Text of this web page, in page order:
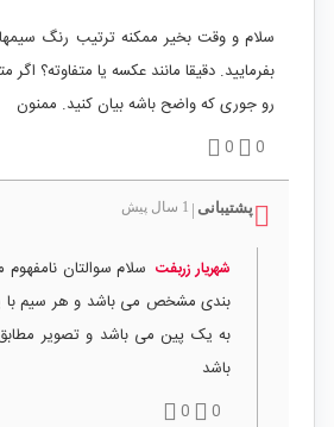
سلام و وقت بخیر ممکنه ترتیب رنگ سیمها
بفرمایید. دقیقا مانند عکسه یا متفاوته؟ اگر
رو جوری که واضح باشه بیان کنید. ممنون
0
0
پشتیبانی 1 سال پیش
شهریار زربفت سلام سوالتان
بندی مشخص می باشد و هر سیم با
به یک پین می باشد و تصویر
باشد
0
0